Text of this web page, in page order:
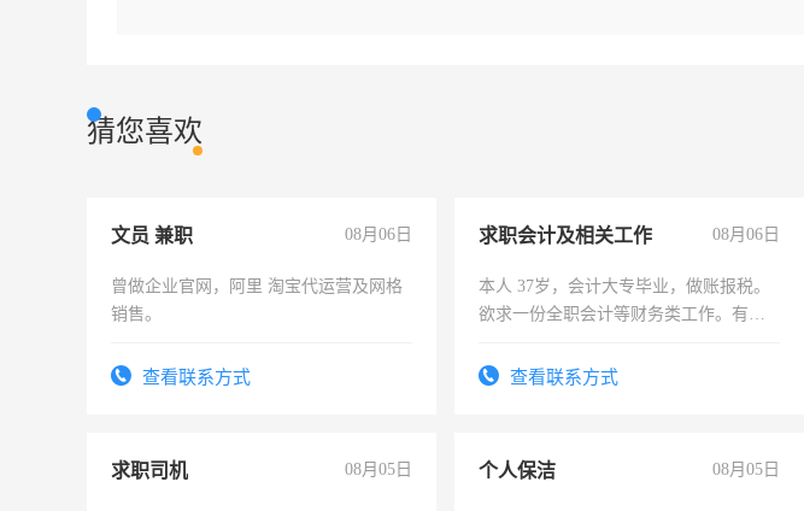
猜您喜欢
文员 兼职 08月06日
曾做企业官网，阿里 淘宝代运营及网格
销售。
查看联系方式
求职会计及相关工作 08月06日
本人 37岁，会计大专毕业，做账报税。
欲求一份全职会计等财务类工作。有会
查看联系方式
求职司机 08月05日 个人保洁 08月05日